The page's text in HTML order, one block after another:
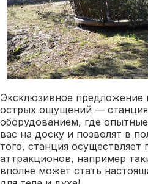
Эксклюзивное предложение
острых ощущений —
оборудованием, где
вас на доску и позволят в
того, станция
аттракционов, например
вполне может стать